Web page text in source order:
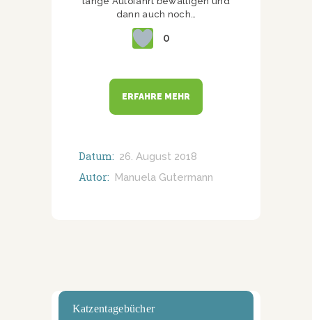
dann auch noch…
0
ERFAHRE MEHR
Datum: 26. August 2018
Autor: Manuela Gutermann
Katzentagebücher